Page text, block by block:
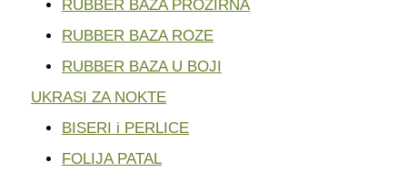
RUBBER BAZA PROZIRNA
RUBBER BAZA ROZE
RUBBER BAZA U BOJI
UKRASI ZA NOKTE
BISERI i PERLICE
FOLIJA PATAL